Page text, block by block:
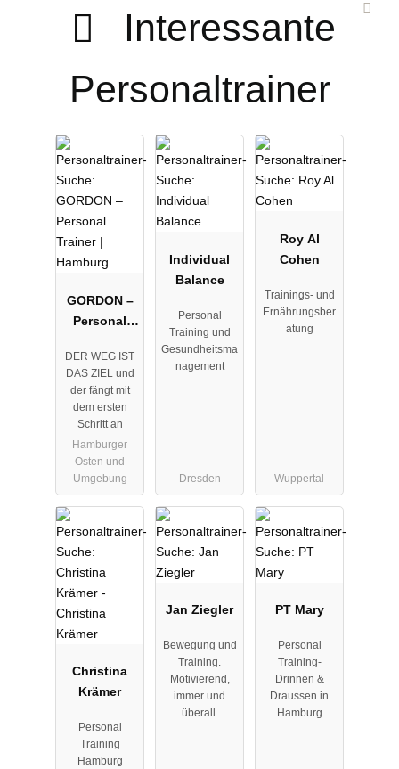
Interessante
Personaltrainer
GORDON –
Personal
Hamburg
DER WEG IST
DAS ZIEL und
der fängt mit
dem ersten
Schritt an
Hamburger
Osten und
Umgebung
Individual
Balance
Personal
Training und
Gesundheitsma
nagement
Dresden
Roy Al
Cohen
Trainings- und
Ernährungsber
atung
Wuppertal
Christina
Krämer
Personal
Training
Hamburg
Jan Ziegler
Bewegung und
Training.
Motivierend,
immer und
überall.
PT Mary
Personal
Training-
Drinnen &
Draussen in
Hamburg